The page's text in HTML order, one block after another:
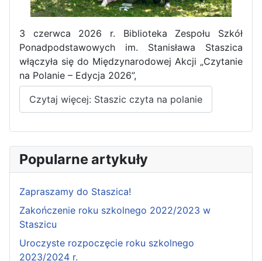
3 czerwca 2026 r. Biblioteka Zespołu Szkół
Ponadpodstawowych im. Stanisława Staszica
włączyła się do Międzynarodowej Akcji „Czytanie
na Polanie – Edycja 2026”,
Czytaj więcej: Staszic czyta na polanie
Popularne artykuły
Zapraszamy do Staszica!
Zakończenie roku szkolnego 2022/2023 w
Staszicu
Uroczyste rozpoczęcie roku szkolnego
2023/2024 r.